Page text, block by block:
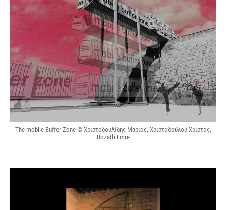
The mobile Buffer Zone © Χριστοδουλίδης Μάριος, Χριστοδούλου Χρίστος,
Bozatli Emre